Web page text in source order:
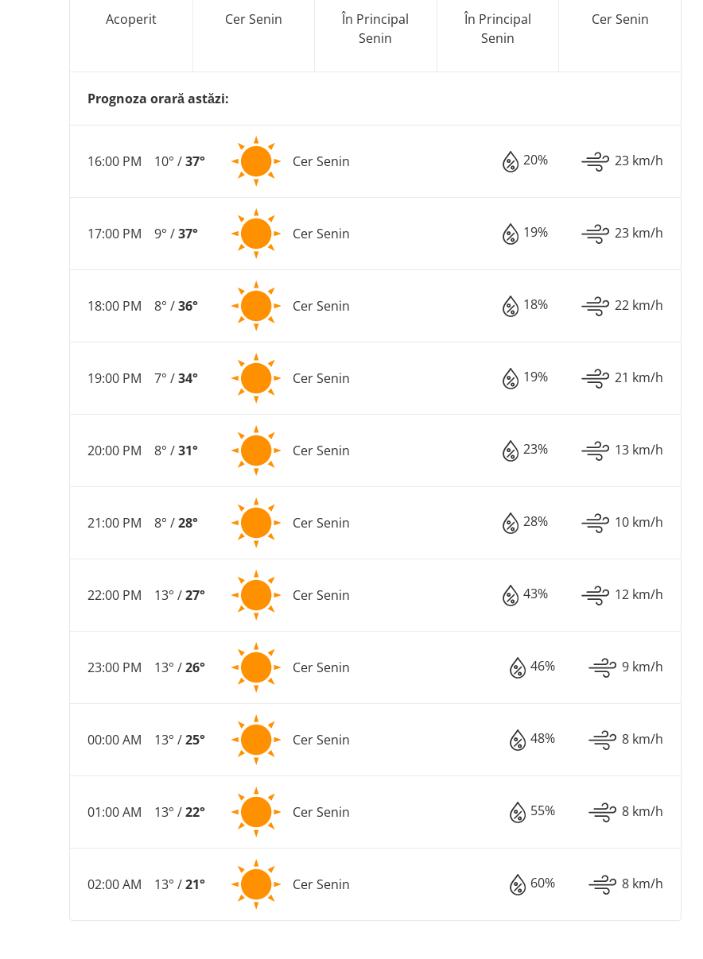
Acoperit Cer Senin
În Principal
Senin
În Principal
Senin
Cer Senin
Prognoza orară astăzi:
16:00 PM 10° /37° Cer Senin 20% 23 km/h
17:00 PM 9° /37° Cer Senin 19% 23 km/h
18:00 PM 8° /36° Cer Senin 18% 22 km/h
19:00 PM 7° /34° Cer Senin 19% 21 km/h
20:00 PM 8° /31° Cer Senin 23% 13 km/h
21:00 PM 8° /28° Cer Senin 28% 10 km/h
22:00 PM 13° /27° Cer Senin 43% 12 km/h
23:00 PM 13° /26° Cer Senin 46% 9 km/h
00:00 AM 13° /25° Cer Senin 48% 8 km/h
01:00 AM 13° /22° Cer Senin 55% 8 km/h
02:00 AM 13° /21° Cer Senin 60% 8 km/h